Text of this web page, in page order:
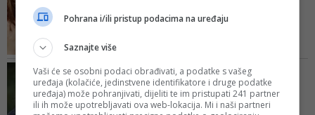
nisam ...
mu sve to ne znači ništa?
DOBRA VIJEST
Uvećane porodiljske i
hraniteljske naknade u
Pohrana i/ili pristup podacima na uređaju
Saznajte više
Vaši će se osobni podaci obrađivati, a podatke s vašeg
uređaja (kolačiće, jedinstvene identifikatore i druge podatke
uređaja) može pohranjivati, dijeliti te im pristupati 241 partner
ili ih može upotrebljavati ova web-lokacija. Mi i naši partneri